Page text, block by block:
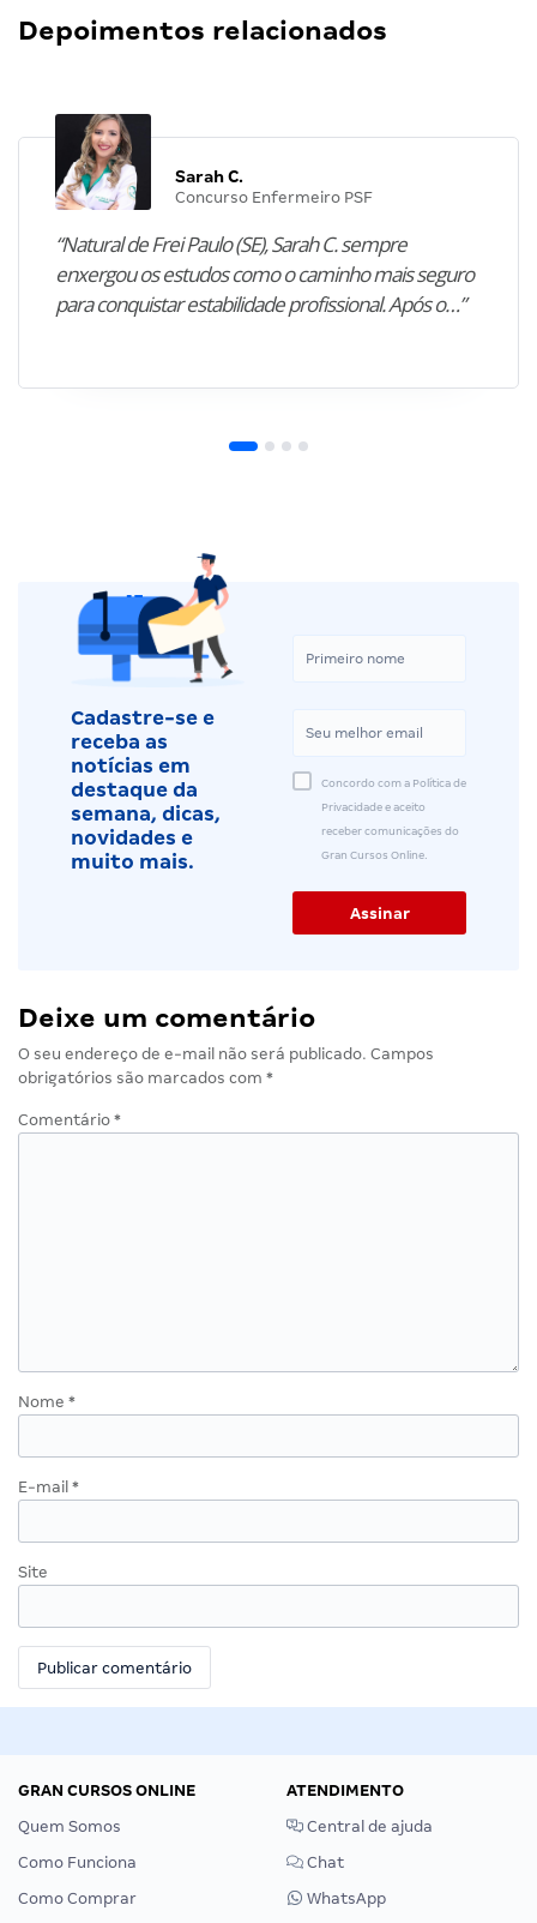
Depoimentos relacionados
Sarah C.
Concurso Enfermeiro PSF
“Natural de Frei Paulo (SE), Sarah C. sempre
enxergou os estudos como o caminho mais seguro
para conquistar estabilidade profissional. Após o…”
Cadastre-se e
receba as
notícias em
destaque da
semana, dicas,
novidades e
muito mais.
Concordo com a Política de
Privacidade e aceito
receber comunicações do
Gran Cursos Online.
Deixe um comentário
O seu endereço de e-mail não será publicado. Campos
obrigatórios são marcados com *
Comentário *
Nome *
E-mail *
Site
GRAN CURSOS ONLINE
Quem Somos
Como Funciona
Como Comprar
ATENDIMENTO
Central de ajuda
Chat
WhatsApp